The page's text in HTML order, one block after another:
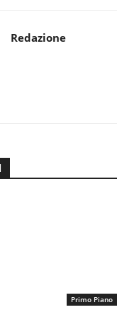
Redazione
Primo Piano